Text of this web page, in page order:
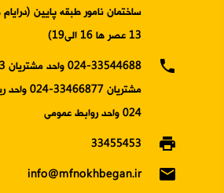
13 عصر ها 16 الی19)
phone
024 واحد روابط عمومی
print
33455453
email
info@mfnokhbegan.ir